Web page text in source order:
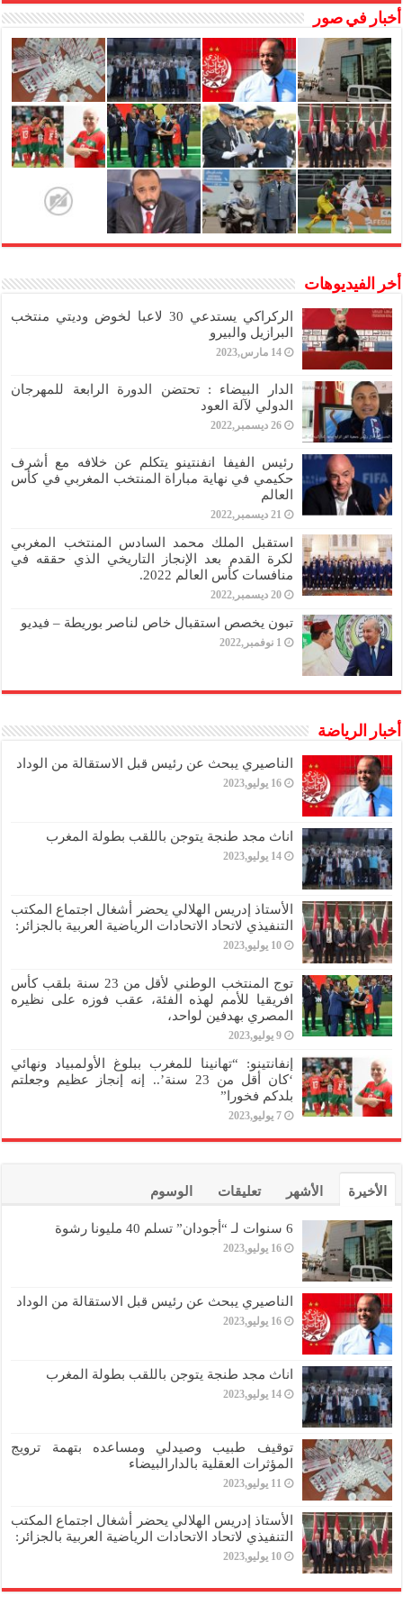
أخبار في صور
أخر الفيديوهات
الركراكي يستدعي 30 لاعبا لخوض وديتي منتخب
البرازيل والبيرو
14 مارس,2023
الدار البيضاء : تحتضن الدورة الرابعة للمهرجان
الدولي لآلة العود
26 ديسمبر,2022
رئيس الفيفا انفنتينو يتكلم عن خلافه مع أشرف
حكيمي في نهاية مباراة المنتخب المغربي في كأس
العالم
21 ديسمبر,2022
استقبل الملك محمد السادس المنتخب المغربي
لكرة القدم بعد الإنجاز التاريخي الذي حققه في
منافسات كأس العالم 2022.
20 ديسمبر,2022
تبون يخصص استقبال خاص لناصر بوريطة – فيديو
1 نوفمبر,2022
أخبار الرياضة
الناصيري يبحث عن رئيس قبل الاستقالة من الوداد
16 يوليو,2023
اناث مجد طنجة يتوجن باللقب بطولة المغرب
14 يوليو,2023
الأستاذ إدريس الهلالي يحضر أشغال اجتماع المكتب
التنفيذي لاتحاد الاتحادات الرياضية العربية بالجزائر:
10 يوليو,2023
توج المنتخب الوطني لأقل من 23 سنة بلقب كأس
افريقيا للأمم لهذه الفئة، عقب فوزه على نظيره
المصري بهدفين لواحد،
9 يوليو,2023
إنفانتينو: “تهانينا للمغرب ببلوغ الأولمبياد ونهائي
‘كان أقل من 23 سنة’.. إنه إنجاز عظيم وجعلتم
بلدكم فخورا”
7 يوليو,2023
الأخيرة الأشهر تعليقات الوسوم
6 سنوات لـ “أجودان” تسلم 40 مليونا رشوة
16 يوليو,2023
الناصيري يبحث عن رئيس قبل الاستقالة من الوداد
16 يوليو,2023
اناث مجد طنجة يتوجن باللقب بطولة المغرب
14 يوليو,2023
توقيف طبيب وصيدلي ومساعده بتهمة ترويج
المؤثرات العقلية بالدارالبيضاء
11 يوليو,2023
الأستاذ إدريس الهلالي يحضر أشغال اجتماع المكتب
التنفيذي لاتحاد الاتحادات الرياضية العربية بالجزائر:
10 يوليو,2023